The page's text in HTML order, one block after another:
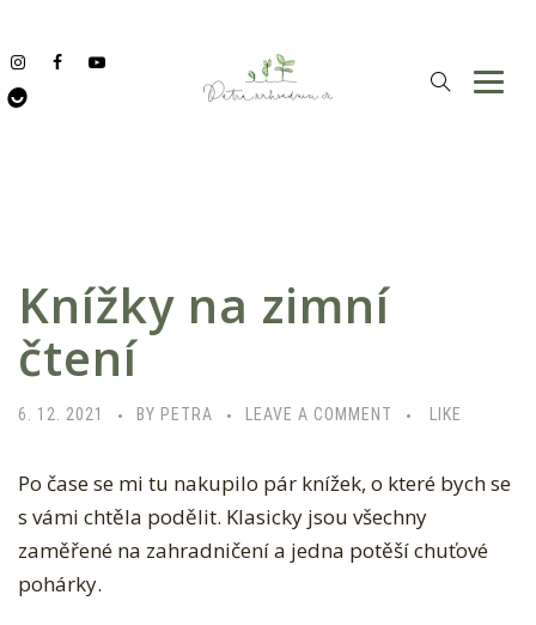
Knížky na zimní
čtení
6. 12. 2021 BY PETRA LEAVE A COMMENT LIKE
Po čase se mi tu nakupilo pár knížek, o které bych se
s vámi chtěla podělit. Klasicky jsou všechny
zaměřené na zahradničení a jedna potěší chuťové
pohárky.